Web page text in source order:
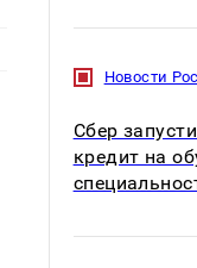
Новости
Сбер
кредит на